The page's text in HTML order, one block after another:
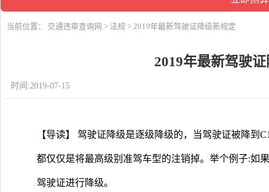
当前位置： 交通违章查询网 > 法规 > 2019年最新驾驶证降级新规定
2019年最新驾驶
时间:2019-07-15
【导读】 驾驶证降级是逐级降级的，当驾驶证被降到
都仅仅是将最高级别准驾车型的注销掉。举个例子:如
驾驶证进行降级。